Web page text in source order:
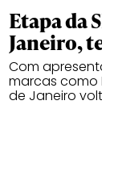
Etapa da
Janeiro,
Com
marcas como
de Janeiro